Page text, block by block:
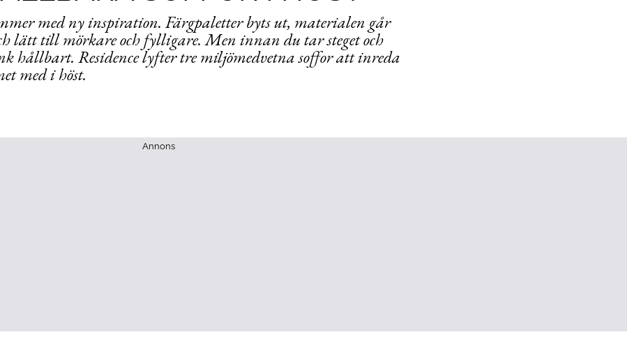
med ny inspiration. Färgpaletter byts ut, materialen går
lätt till mörkare och fylligare. Men innan du tar steget och
hållbart. Residence lyfter tre miljömedvetna soffor att inreda
med i höst.
Annons